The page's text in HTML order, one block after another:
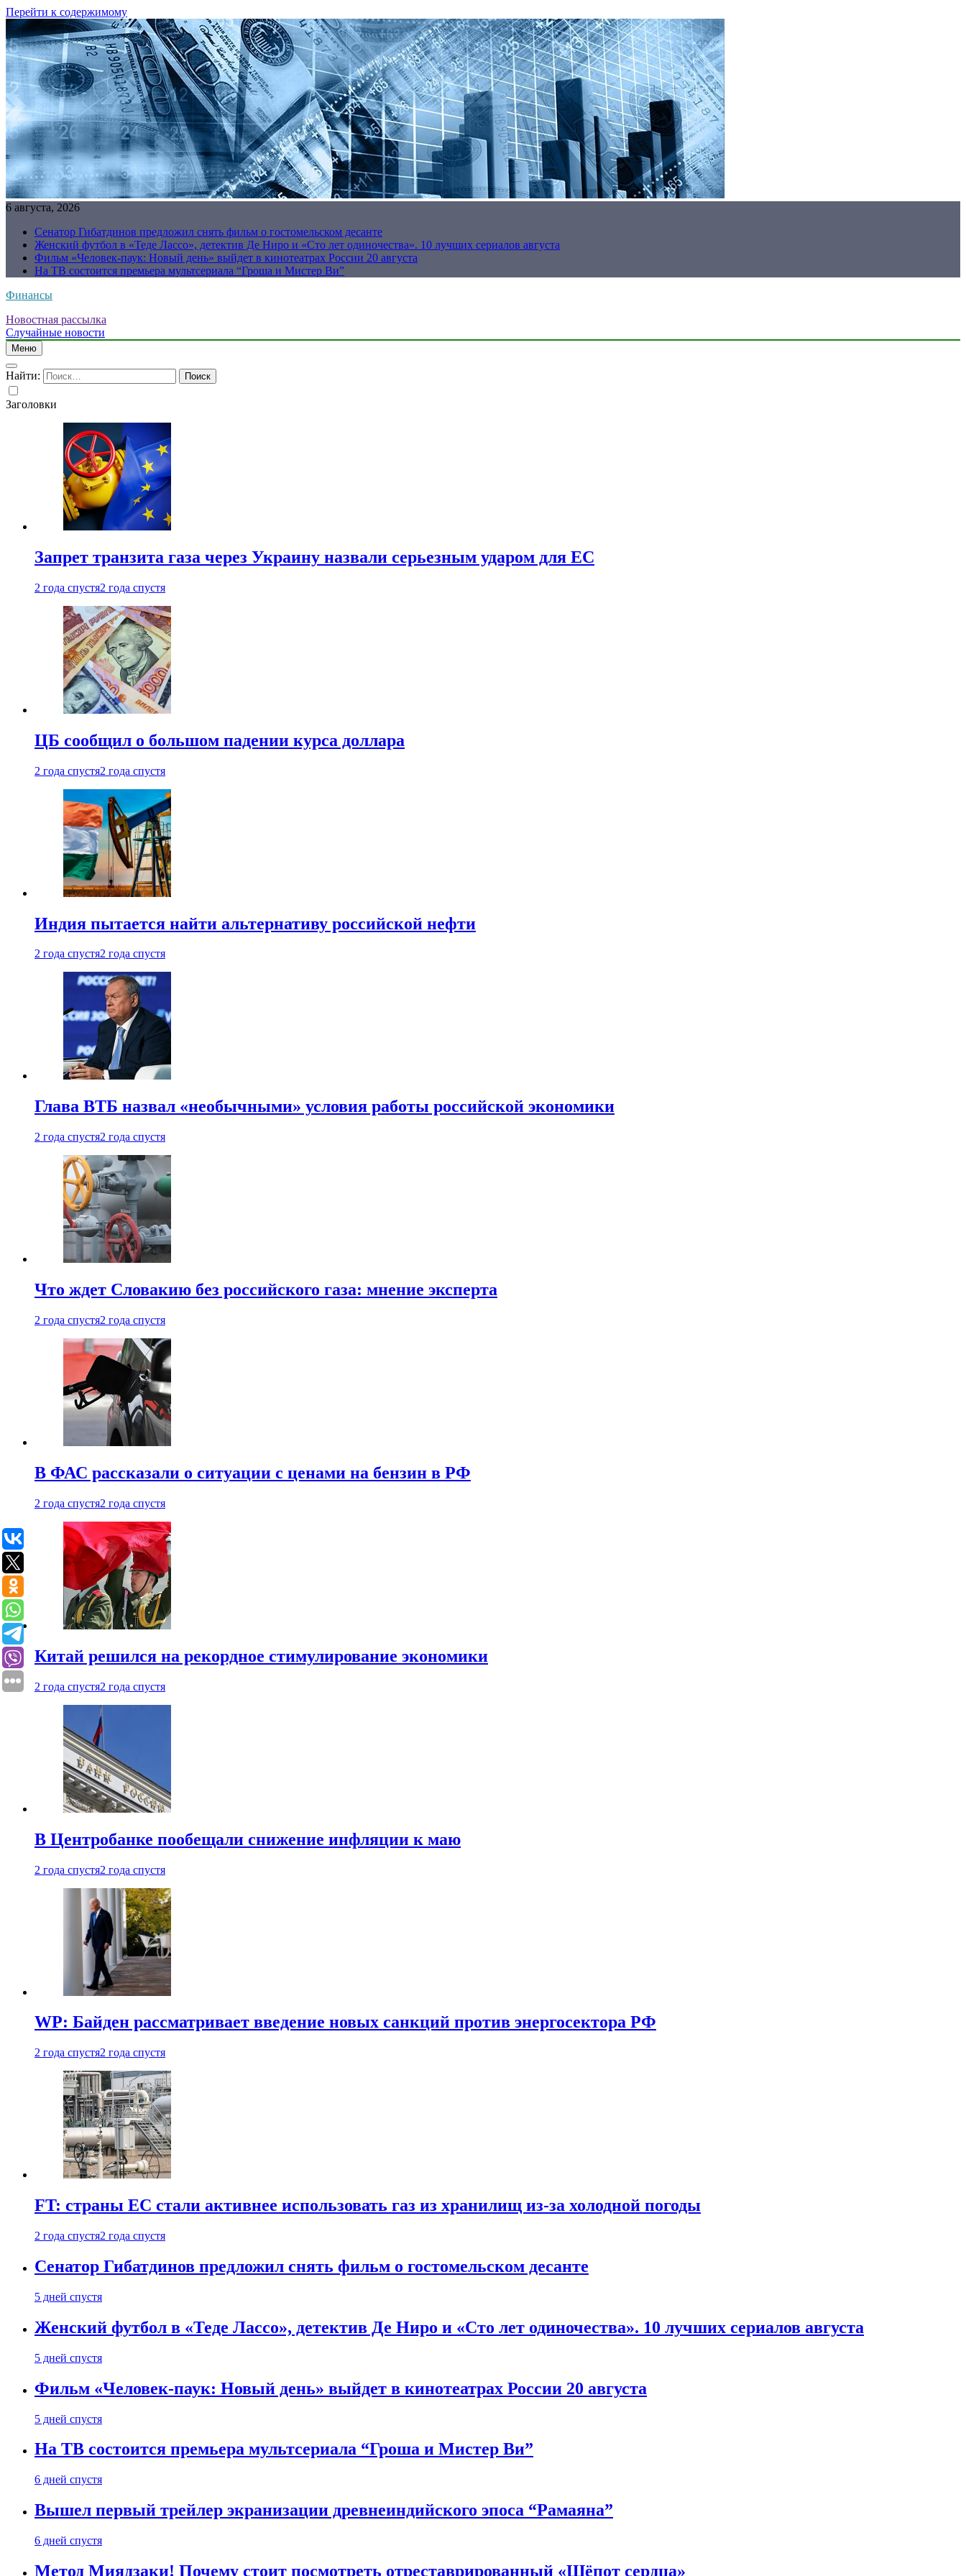
Перейти к содержимому
6 августа, 2026
Сенатор Гибатдинов предложил снять фильм о гостомельском десанте
Женский футбол в «Теде Лассо», детектив Де Ниро и «Сто лет одиночества». 10 лучших сериалов августа
Фильм «Человек-паук: Новый день» выйдет в кинотеатрах России 20 августа
На ТВ состоится премьера мультсериала “Гроша и Мистер Ви”
Финансы
Новостная рассылка
Случайные новости
Меню
Найти:
Заголовки
Запрет транзита газа через Украину назвали серьезным ударом для ЕС
2 года спустя2 года спустя
ЦБ сообщил о большом падении курса доллара
2 года спустя2 года спустя
Индия пытается найти альтернативу российской нефти
2 года спустя2 года спустя
Глава ВТБ назвал «необычными» условия работы российской экономики
2 года спустя2 года спустя
Что ждет Словакию без российского газа: мнение эксперта
2 года спустя2 года спустя
В ФАС рассказали о ситуации с ценами на бензин в РФ
2 года спустя2 года спустя
Китай решился на рекордное стимулирование экономики
2 года спустя2 года спустя
В Центробанке пообещали снижение инфляции к маю
2 года спустя2 года спустя
WP: Байден рассматривает введение новых санкций против энергосектора РФ
2 года спустя2 года спустя
FT: страны ЕС стали активнее использовать газ из хранилищ из-за холодной погоды
2 года спустя2 года спустя
Сенатор Гибатдинов предложил снять фильм о гостомельском десанте
5 дней спустя
Женский футбол в «Теде Лассо», детектив Де Ниро и «Сто лет одиночества». 10 лучших сериалов августа
5 дней спустя
Фильм «Человек-паук: Новый день» выйдет в кинотеатрах России 20 августа
5 дней спустя
На ТВ состоится премьера мультсериала “Гроша и Мистер Ви”
6 дней спустя
Вышел первый трейлер экранизации древнеиндийского эпоса “Рамаяна”
6 дней спустя
Метод Миядзаки! Почему стоит посмотреть отреставрированный «Шёпот сердца»